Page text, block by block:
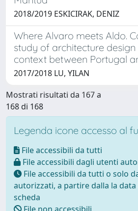
2018/2019 ESKICIRAK, DENIZ
Where Alvaro meets Aldo.
study of architecture design
context between Portugal
2017/2018 LU, YILAN
Mostrati risultati da 167 a
168 di 168
Legenda icone accesso al
File accessibili da tutti
File accessibili dagli utenti
File accessibili da tutti o solo
autorizzati, a partire dalla la
scheda
File non accessibili